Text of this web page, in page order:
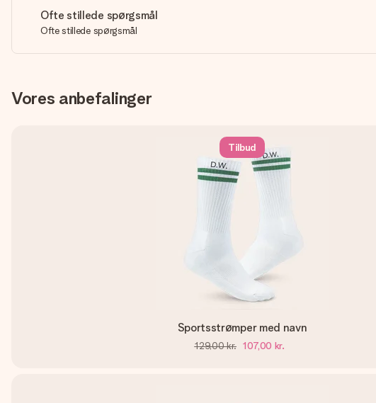
Ofte stillede spørgsmål
Ofte stillede spørgsmål
Vores anbefalinger
Tilbud
Sportsstrømper med navn
129,00 kr. 107,00 kr.